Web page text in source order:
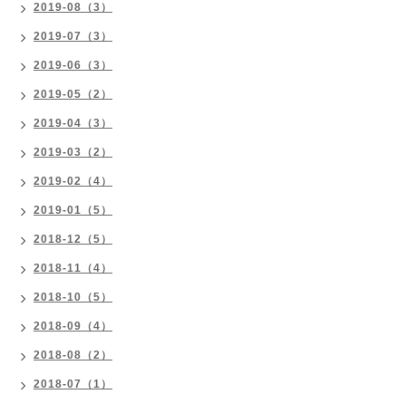
2019-08（3）
2019-07（3）
2019-06（3）
2019-05（2）
2019-04（3）
2019-03（2）
2019-02（4）
2019-01（5）
2018-12（5）
2018-11（4）
2018-10（5）
2018-09（4）
2018-08（2）
2018-07（1）